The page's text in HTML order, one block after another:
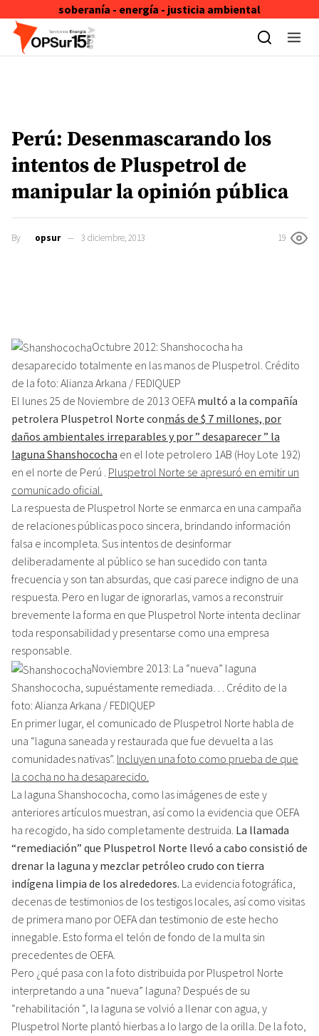
soberanía - energía - justicia ambiental
Skip to content
Perú: Desenmascarando los
intentos de Pluspetrol de
manipular la opinión pública
By opsur 3 diciembre, 2013 19
Octubre 2012: Shanshococha ha
desaparecido totalmente en las manos de Pluspetrol. Crédito
de la foto: Alianza Arkana / FEDIQUEP
El lunes 25 de Noviembre de 2013 OEFA multó a la compañía
petrolera Pluspetrol Norte conmás de $ 7 millones, por
daños ambientales irreparables y por ” desaparecer ” la
laguna Shanshococha en el lote petrolero 1AB (Hoy Lote 192)
en el norte de Perú . Pluspetrol Norte se apresuró en emitir un
comunicado oficial.
La respuesta de Pluspetrol Norte se enmarca en una campaña
de relaciones públicas poco sincera, brindando información
falsa e incompleta. Sus intentos de desinformar
deliberadamente al público se han sucedido con tanta
frecuencia y son tan absurdas, que casi parece indigno de una
respuesta. Pero en lugar de ignorarlas, vamos a reconstruir
brevemente la forma en que Pluspetrol Norte intenta declinar
toda responsabilidad y presentarse como una empresa
responsable.
Noviembre 2013: La “nueva” laguna
Shanshococha, supuéstamente remediada… Crédito de la
foto: Alianza Arkana / FEDIQUEP
En primer lugar, el comunicado de Pluspetrol Norte habla de
una “laguna saneada y restaurada que fue devuelta a las
comunidades nativas”. Incluyen una foto como prueba de que
la cocha no ha desaparecido.
La laguna Shanshococha, como las imágenes de este y
anteriores artículos muestran, así como la evidencia que OEFA
ha recogido, ha sido completamente destruida. La llamada
“remediación” que Pluspetrol Norte llevó a cabo consistió de
drenar la laguna y mezclar petróleo crudo con tierra
indígena limpia de los alrededores. La evidencia fotográfica,
decenas de testimonios de los testigos locales, así como visitas
de primera mano por OEFA dan testimonio de este hecho
innegable. Esto forma el telón de fondo de la multa sin
precedentes de OEFA.
Pero ¿qué pasa con la foto distribuida por Pluspetrol Norte
interpretando a una “nueva” laguna? Después de su
“rehabilitación “, la laguna se volvió a llenar con agua, y
Pluspetrol Norte plantó hierbas a lo largo de la orilla. De la foto,